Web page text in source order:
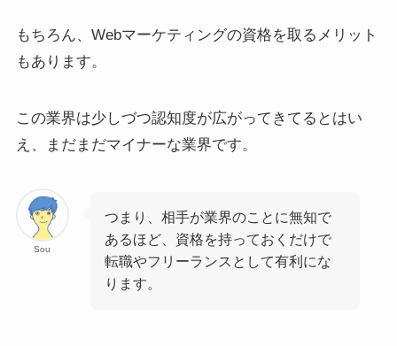
もちろん、Webマーケティングの資格を取るメリット
もあります。
この業界は少しづつ認知度が広がってきてるとはい
え、まだまだマイナーな業界です。
Sou
つまり、相手が業界のことに無知で
あるほど、資格を持っておくだけで
転職やフリーランスとして有利にな
ります。